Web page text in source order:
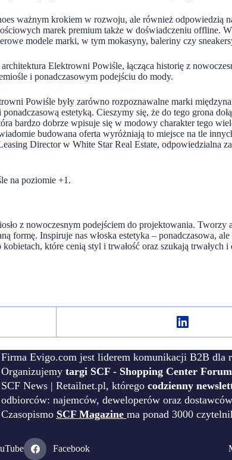
ważnym krokiem w rozwoju, ale również odpowiedzią
marek premium także w doświadczeniu offline.
modele marki, w tym mokasyny, baleriny czy
Elektrowni Powiśle, łącząca historię z
i ponadczasowym podejściu do mody.
Powiśle były zarówno rozpoznawalne marki
estetyką. Cieszymy się, że do tego grona
bardzo dobrze wpisuje się w modowy charakter tego
budowana oferta wyróżniają to miejsce na tle
Director w White Star Real Estate, odpowiedzialna
na poziomie +1.
z nowoczesnym podejściem do projektowania. Tworzy
formę. Inspiruje nas włoska estetyka – ponadczasowa, ale
które cenią styl i trwałość oraz szukają trwałych i
Firma Evigo.com jest liderem komunikacji B2B dla
Organizujemy targi SCF - Shopping Center Forum
SCF News | Retailnet.pl, którego codzienny
odbiorców: najemców, deweloperów oraz
Czasopismo SCF Magazine ma ponad 3000
Facebook